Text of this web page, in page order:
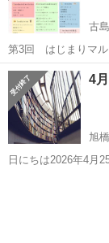
古
第3回 はじまりマ
10時〜16時 今回も初めて出店される方もいらっしゃいます🤗 ご家
族、お友達と一緒に
😍
沖縄 那覇市
4
旭
日にちは2026年4月